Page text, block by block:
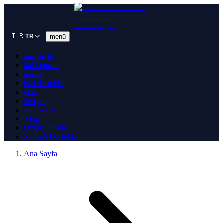
🇹🇷TR menü
ana sayfa
hakkımızda
araçlar
bizi destekle
ekip
iletişim
sponsorlar
Blog
Özgür Filistin
Sudan'ı Destekle
Ana Sayfa